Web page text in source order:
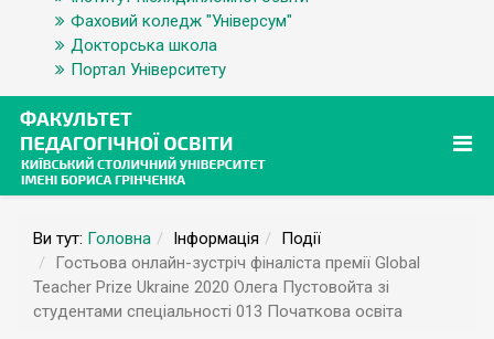
Фаховий коледж "Універсум"
Докторська школа
Портал Університету
Ви тут: Головна Інформація
Події
Гостьова онлайн-зустріч фіналіста премії Global
Teacher Prize Ukraine 2020 Олега Пустовойта зі
студентами спеціальності 013 Початкова освіта